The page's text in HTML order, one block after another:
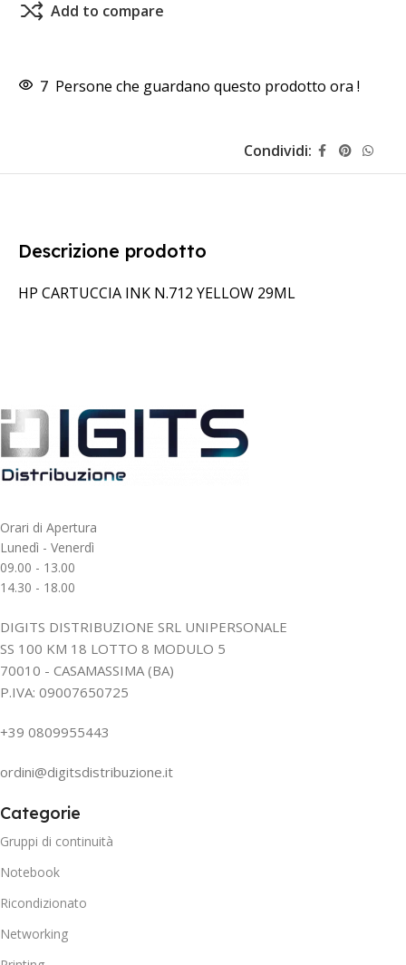
Add to compare
7 Persone che guardano questo prodotto ora !
Condividi:
Descrizione prodotto
HP CARTUCCIA INK N.712 YELLOW 29ML
Orari di Apertura
Lunedì - Venerdì
09.00 - 13.00
14.30 - 18.00
DIGITS DISTRIBUZIONE SRL UNIPERSONALE
SS 100 KM 18 LOTTO 8 MODULO 5
70010 - CASAMASSIMA (BA)
P.IVA: 09007650725
+39 0809955443
ordini@digitsdistribuzione.it
Categorie
Gruppi di continuità
Notebook
Ricondizionato
Networking